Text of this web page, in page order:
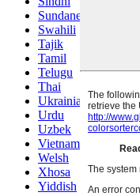
Sundanese
Swahili
Tajik
Tamil
Telugu
Thai
Ukrainian
Urdu
Uzbek
Vietnamese
Welsh
Xhosa
Yiddish